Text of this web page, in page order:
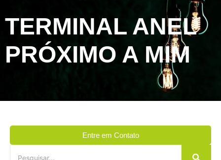
TERMINAL ANEL
PRÓXIMO A MIM
Entre em Contato